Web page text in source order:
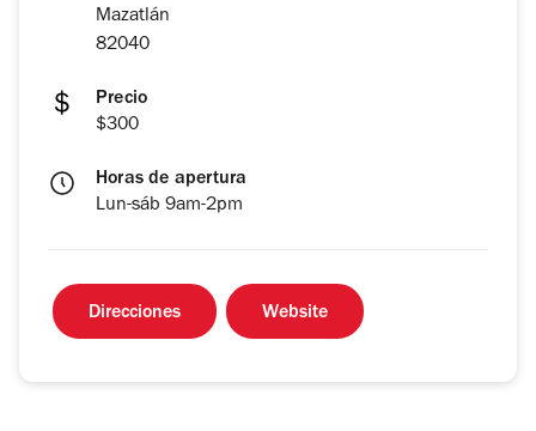
Mazatlán
82040
Precio
$300
Horas de apertura
Lun-sáb 9am-2pm
Direcciones Website